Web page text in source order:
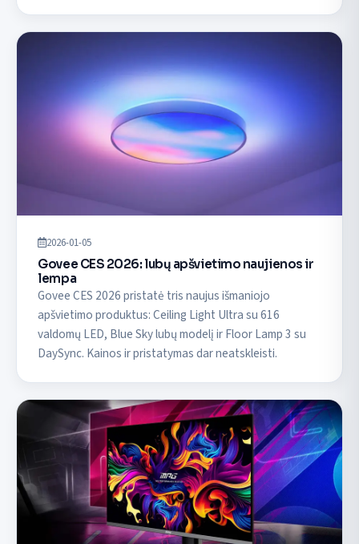
2026-01-05
Govee CES 2026: lubų apšvietimo naujienos ir
lempa
Govee CES 2026 pristatė tris naujus išmaniojo
apšvietimo produktus: Ceiling Light Ultra su 616
valdomų LED, Blue Sky lubų modelį ir Floor Lamp 3 su
DaySync. Kainos ir pristatymas dar neatskleisti.